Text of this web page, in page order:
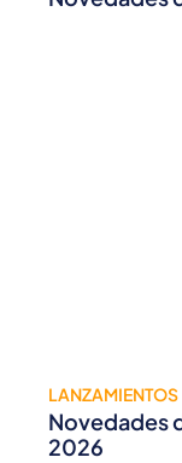
LANZAMIENTOS
Novedades
2026